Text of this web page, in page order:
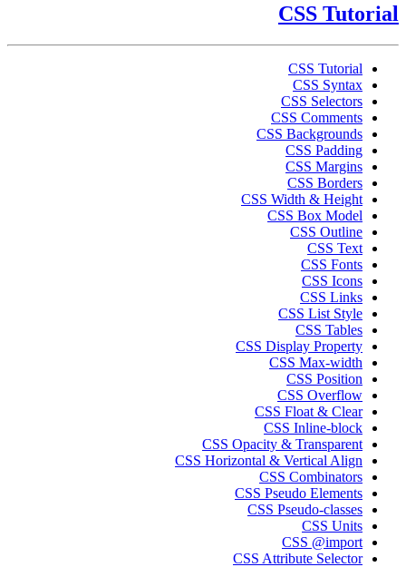
CSS Tutorial
CSS Tutorial
CSS Syntax
CSS Selectors
CSS Comments
CSS Backgrounds
CSS Padding
CSS Margins
CSS Borders
CSS Width & Height
CSS Box Model
CSS Outline
CSS Text
CSS Fonts
CSS Icons
CSS Links
CSS List Style
CSS Tables
CSS Display Property
CSS Max-width
CSS Position
CSS Overflow
CSS Float & Clear
CSS Inline-block
CSS Opacity & Transparent
CSS Horizontal & Vertical Align
CSS Combinators
CSS Pseudo Elements
CSS Pseudo-classes
CSS Units
CSS @import
CSS Attribute Selector